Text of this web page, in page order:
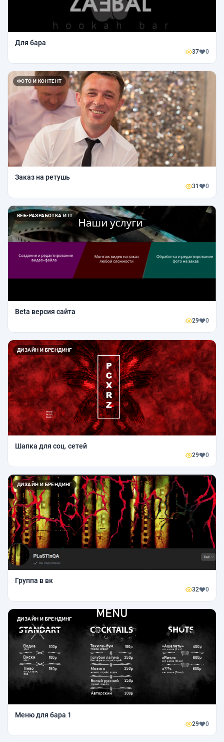
Для бара
37 0
ФОТО И КОНТЕНТ
Заказ на ретушь
31 0
ВЕБ-РАЗРАБОТКА И IT
Beta версия сайта
29 0
ДИЗАЙН И БРЕНДИНГ
Шапка для соц. сетей
29 0
ДИЗАЙН И БРЕНДИНГ
Группа в вк
32 0
ДИЗАЙН И БРЕНДИНГ
Меню для бара 1
29 0